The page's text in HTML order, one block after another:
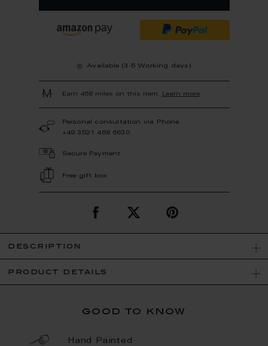
Available (3-5 Working days)
Earn 468 miles on this item. Learn more
Personal consultation via Phone
+49 3521 468 6630
Secure Payment
Free gift box
description
product details
good to know
Hand Painted